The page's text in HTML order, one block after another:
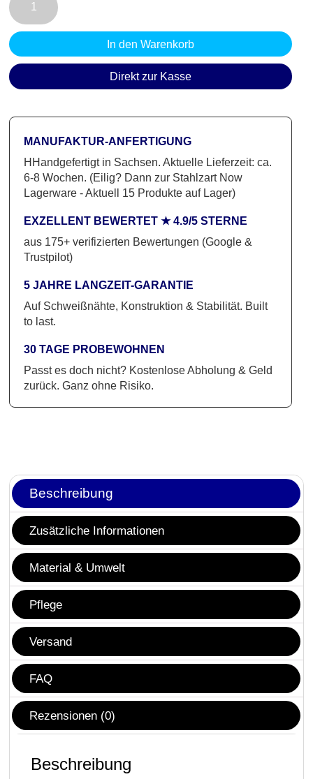
Schwarz
Eiche
P36
|
Ein
Klarheit
Menge
In den Warenkorb
Direkt zur Kasse
MANUFAKTUR-ANFERTIGUNG
HHandgefertigt in Sachsen. Aktuelle Lieferzeit: ca.
6-8 Wochen. (Eilig? Dann zur Stahlzart Now
Lagerware - Aktuell 15 Produkte auf Lager)
EXZELLENT BEWERTET ★ 4.9/5 STERNE
aus 175+ verifizierten Bewertungen (Google &
Trustpilot)
5 JAHRE LANGZEIT-GARANTIE
Auf Schweißnähte, Konstruktion & Stabilität. Built
to last.
30 TAGE PROBEWOHNEN
Passt es doch nicht? Kostenlose Abholung & Geld
zurück. Ganz ohne Risiko.
Beschreibung
Zusätzliche Informationen
Material & Umwelt
Pflege
Versand
FAQ
Rezensionen (0)
Beschreibung